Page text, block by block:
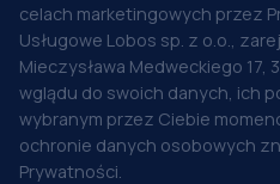
celach marketingowych przez
Usługowe Lobos sp. z o.o.,
Mieczysława Medweckiego 17,
wglądu do swoich danych, ich
wybranym przez Ciebie
ochronie danych osobowych
Prywatności.